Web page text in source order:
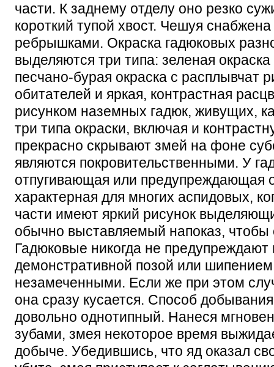
части. К заднему отделу оно резко
короткий тупой хвост. Чешуя
ребрышками. Окраска гадюковых
выделяются три типа: зеленая
песчано-бурая окраска с расплывчат
обитателей и яркая, контрастная
рисунком наземных гадюк, живущих,
три типа окраски, включая и
прекрасно скрывают змей на фоне
являются покровительственными. У
отпугивающая или предупреждающая
характерная для многих аспидовых,
части имеют яркий рисунок
обычно выставляемый напоказ, чтобы
Гадюковые никогда не предупреждают
демонстративной позой или
незамеченными. Если же при этом
она сразу кусается. Способ
довольно однотипный. Нанеся
зубами, змея некоторое время
добыче. Убедившись, что яд оказал